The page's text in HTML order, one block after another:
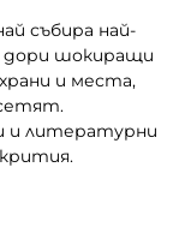
събира най-
дори шокиращи
и места,
и литературни